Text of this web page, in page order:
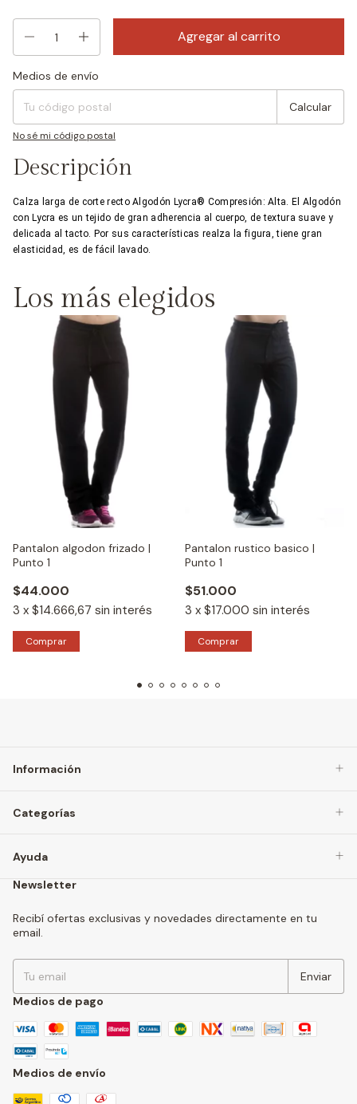
Entregas para el CP:
Medios de envío
Calcular
No sé mi código postal
Descripción
Calza larga de corte recto Algodón Lycra® Compresión: Alta. El Algodón
con Lycra es un tejido de gran adherencia al cuerpo, de textura suave y
delicada al tacto. Por sus características realza la figura, tiene gran
elasticidad, es de fácil lavado.
Los más elegidos
Pantalon algodon frizado |
Punto 1
$44.000
3 x $14.666,67 sin interés
Comprar
Pantalon rustico basico |
Punto 1
$51.000
3 x $17.000 sin interés
Comprar
Información
Categorías
Ayuda
Newsletter
Recibí ofertas exclusivas y novedades directamente en tu
email.
Medios de pago
Medios de envío